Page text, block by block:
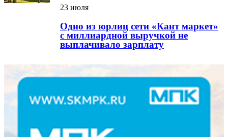
23 июля
Одно из юрлиц сети «Кант маркет»
с миллиардной выручкой не
выплачивало зарплату